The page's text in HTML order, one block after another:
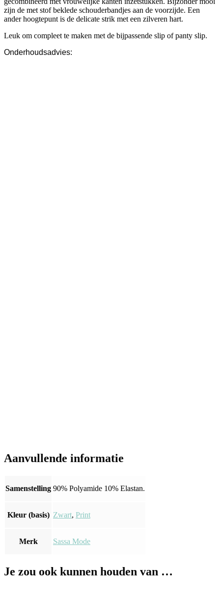
zijn de met stof beklede schouderbandjes aan de voorzijde. Een
ander hoogtepunt is de delicate strik met een zilveren hart.
Leuk om compleet te maken met de bijpassende slip of panty slip.
Onderhoudsadvies:
Aanvullende informatie
Samenstelling 90% Polyamide 10% Elastan.
Kleur (basis) Zwart, Print
Merk Sassa Mode
Je zou ook kunnen houden van …